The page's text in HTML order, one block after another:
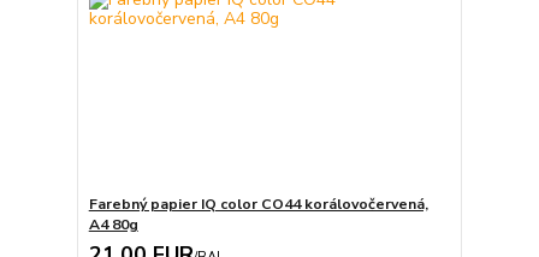
Farebný papier IQ color CO44 korálovočervená,
A4 80g